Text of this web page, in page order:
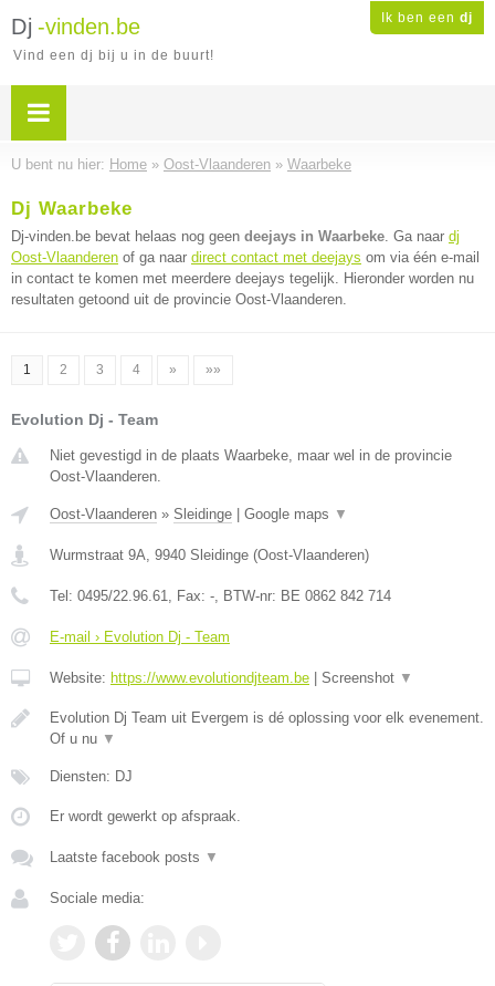
Ik ben een dj
Dj -vinden.be
Vind een dj bij u in de buurt!
U bent nu hier: Home » Oost-Vlaanderen » Waarbeke
Dj Waarbeke
Dj-vinden.be bevat helaas nog geen deejays in Waarbeke. Ga naar dj
Oost-Vlaanderen of ga naar direct contact met deejays om via één e-mail
in contact te komen met meerdere deejays tegelijk. Hieronder worden nu
resultaten getoond uit de provincie Oost-Vlaanderen.
1 2 3 4 » »»
Evolution Dj - Team
Niet gevestigd in de plaats Waarbeke, maar wel in de provincie
Oost-Vlaanderen.
Oost-Vlaanderen » Sleidinge Google maps ▼
Wurmstraat 9A, 9940 Sleidinge (Oost-Vlaanderen)
Tel: 0495/22.96.61, Fax: -, BTW-nr: BE 0862 842 714
E-mail › Evolution Dj - Team
Website: https://www.evolutiondjteam.be Screenshot ▼
Evolution Dj Team uit Evergem is dé oplossing voor elk evenement.
Of u nu ▼
Diensten: DJ
Er wordt gewerkt op afspraak.
Laatste facebook posts ▼
Sociale media: